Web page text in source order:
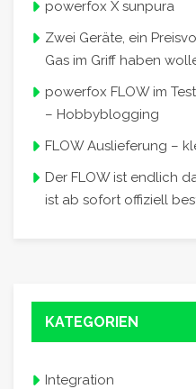
powerfox X sunpura
Zwei Geräte, ein
Gas im Griff haben
powerfox FLOW im
– Hobbyblogging
FLOW Auslieferung –
Der FLOW ist endlich
ist ab sofort offiziell
KATEGORIEN
Integration